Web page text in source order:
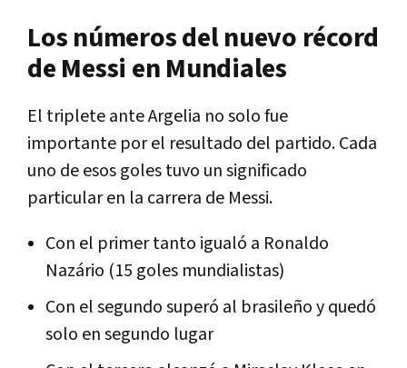
Los números del nuevo récord
de Messi en Mundiales
El triplete ante Argelia no solo fue
importante por el resultado del partido. Cada
uno de esos goles tuvo un significado
particular en la carrera de Messi.
Con el primer tanto igualó a Ronaldo
Nazário (15 goles mundialistas)
Con el segundo superó al brasileño y quedó
solo en segundo lugar